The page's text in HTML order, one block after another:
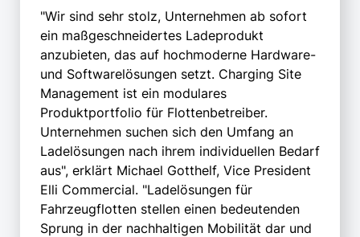
"Wir sind sehr stolz, Unternehmen ab sofort
ein maßgeschneidertes Ladeprodukt
anzubieten, das auf hochmoderne Hardware-
und Softwarelösungen setzt. Charging Site
Management ist ein modulares
Produktportfolio für Flottenbetreiber.
Unternehmen suchen sich den Umfang an
Ladelösungen nach ihrem individuellen Bedarf
aus", erklärt Michael Gotthelf, Vice President
Elli Commercial. "Ladelösungen für
Fahrzeugflotten stellen einen bedeutenden
Sprung in der nachhaltigen Mobilität dar und